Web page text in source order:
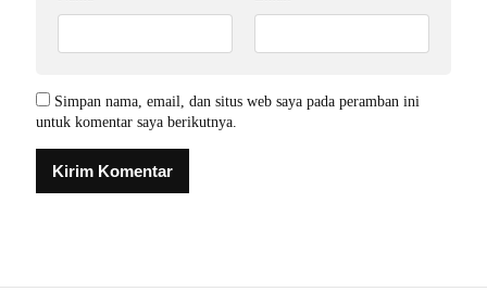
Simpan nama, email, dan situs web saya pada peramban ini
untuk komentar saya berikutnya.